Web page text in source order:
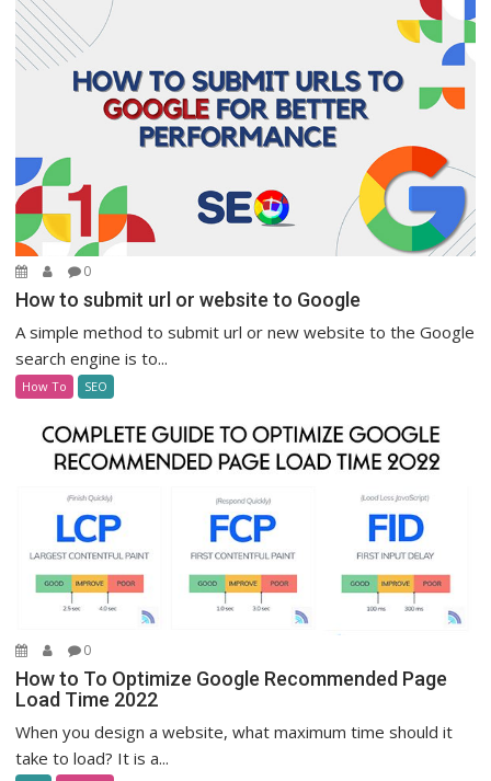
0
How to submit url or website to Google
A simple method to submit url or new website to the Google
search engine is to...
How To SEO
0
How to To Optimize Google Recommended Page
Load Time 2022
When you design a website, what maximum time should it
take to load? It is a...